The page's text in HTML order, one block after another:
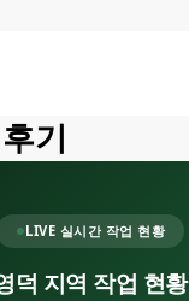
기
LIVE 실시간 작업 현황
덕 지역 작업 현황